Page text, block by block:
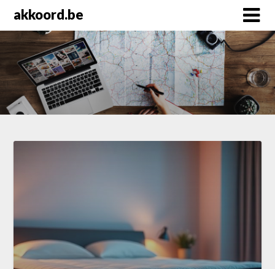
content
akkoord.be